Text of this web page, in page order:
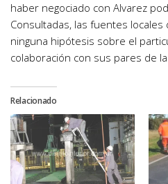
haber negociado con Alvarez
Consultadas, las fuentes
ninguna hipótesis sobre el
colaboración con sus pares de
Relacionado